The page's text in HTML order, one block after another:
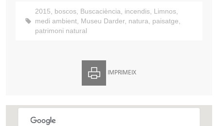
2015, boscos, Buscaciència, incendis, Limnos,
medi ambient, Museu Darder, natura, paisatge,
patrimoni natural
IMPRIMEIX